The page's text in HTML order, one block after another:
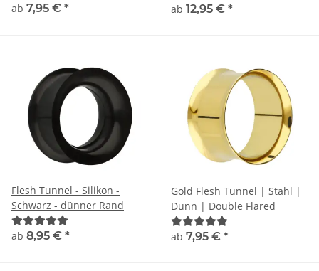
ab 7,95 € * ab 12,95 € *
Flesh Tunnel - Silikon -
Schwarz - dünner Rand
ab 8,95 € *
Gold Flesh Tunnel | Stahl |
Dünn | Double Flared
ab 7,95 € *